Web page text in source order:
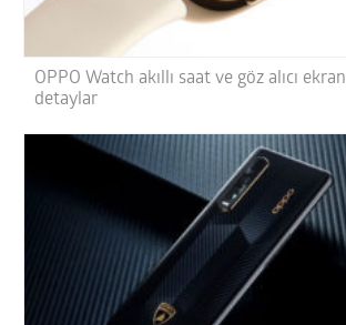
OPPO Watch akıllı saat ve göz alıcı
detaylar